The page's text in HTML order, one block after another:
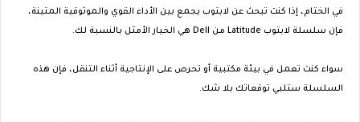
في الختام، إذا كنت تبحث عن لابتوب يجمع بين الأداء القوي والموثوقية المتينة،
فإن سلسلة لابتوب Latitude من Dell هي الخيار الأمثل بالنسبة لك.
سواء كنت تعمل في بيئة مكتبية أو تحرص على الإنتاجية أثناء التنقل، فإن هذه
السلسلة ستلبي توقعاتك بلا شك.